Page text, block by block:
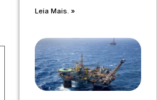
Leia Mais. »